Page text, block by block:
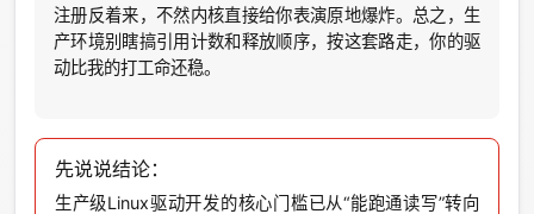
注册反着来，不然内核直接给你表演原地爆炸。总之，生
产环境别瞎搞引用计数和释放顺序，按这套路走，你的驱
动比我的打工命还稳。
先说说结论：
生产级Linux驱动开发的核心门槛已从“能跑通读写”转向